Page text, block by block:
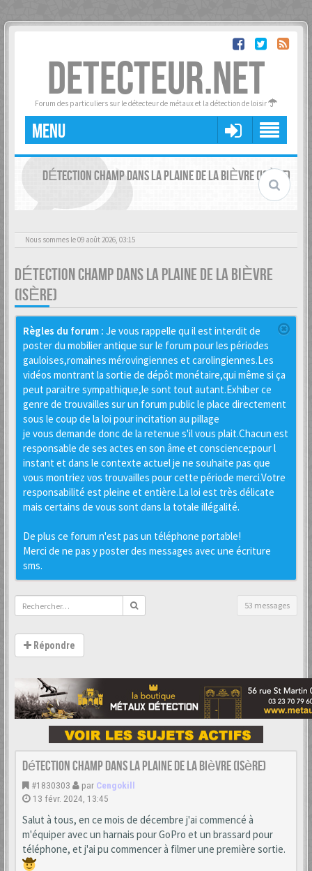
DETECTEUR.NET
Forum des particuliers sur le détecteur de métaux et la détection de loisir
MENU
DÉTECTION CHAMP DANS LA PLAINE DE LA BIÈVRE (ISÈRE)
Nous sommes le 09 août 2026, 03:15
DÉTECTION CHAMP DANS LA PLAINE DE LA BIÈVRE
(ISÈRE)
Règles du forum : Je vous rappelle qu il est interdit de
poster du mobilier antique sur le forum pour les périodes
gauloises,romaines mérovingiennes et carolingiennes.Les
vidéos montrant la sortie de dépôt monétaire,qui même si ça
peut paraitre sympathique,le sont tout autant.Exhiber ce
genre de trouvailles sur un forum public le place directement
sous le coup de la loi pour incitation au pillage
je vous demande donc de la retenue s'il vous plait.Chacun est
responsable de ses actes en son âme et conscience;pour l
instant et dans le contexte actuel je ne souhaite pas que
vous montriez vos trouvailles pour cette période merci.Votre
responsabilité est pleine et entière.La loi est très délicate
mais certains de vous sont dans la totale illégalité.
De plus ce forum n'est pas un téléphone portable!
Merci de ne pas y poster des messages avec une écriture
sms.
53 messages
Répondre
Détection champ dans la Plaine de la Bièvre (Isère)
#1830303 par Cengokill
13 févr. 2024, 13:45
Salut à tous, en ce mois de décembre j'ai commencé à
m'équiper avec un harnais pour GoPro et un brassard pour
téléphone, et j'ai pu commencer à filmer une première sortie.